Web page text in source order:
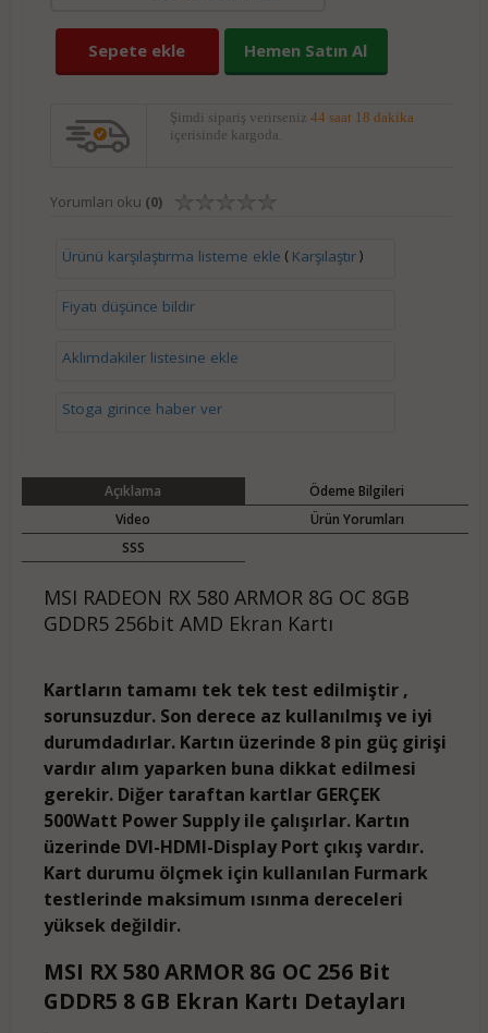
Sepete ekle Hemen Satın Al
Şimdi sipariş verirseniz 44 saat 18 dakika
içerisinde kargoda.
Yorumları oku (0)
Ürünü karşılaştırma listeme ekle ( Karşılaştır)
Fiyatı düşünce bildir
Aklımdakiler listesine ekle
Stoga girince haber ver
Açıklama
Ödeme Bilgileri
Video
Ürün Yorumları
SSS
MSI RADEON RX 580 ARMOR 8G OC 8GB
GDDR5 256bit AMD Ekran Kartı
Kartların tamamı tek tek test edilmiştir ,
sorunsuzdur. Son derece az kullanılmış ve iyi
durumdadırlar. Kartın üzerinde 8 pin güç girişi
vardır alım yaparken buna dikkat edilmesi
gerekir. Diğer taraftan kartlar GERÇEK
500Watt Power Supply ile çalışırlar. Kartın
üzerinde DVI-HDMI-Display Port çıkış vardır.
Kart durumu ölçmek için kullanılan Furmark
testlerinde maksimum ısınma dereceleri
yüksek değildir.
MSI RX 580 ARMOR 8G OC 256 Bit
GDDR5 8 GB Ekran Kartı Detayları